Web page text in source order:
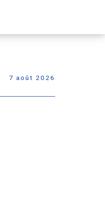
le
7 août 2026